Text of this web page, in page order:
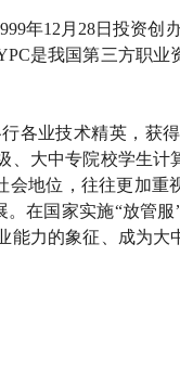
年12 月 28日投资创办
是我国第三方职业
各业技术精英，获
、大中专院校学生计
地位，往往更加重
在国家实施“放管
能力的象征、成为大